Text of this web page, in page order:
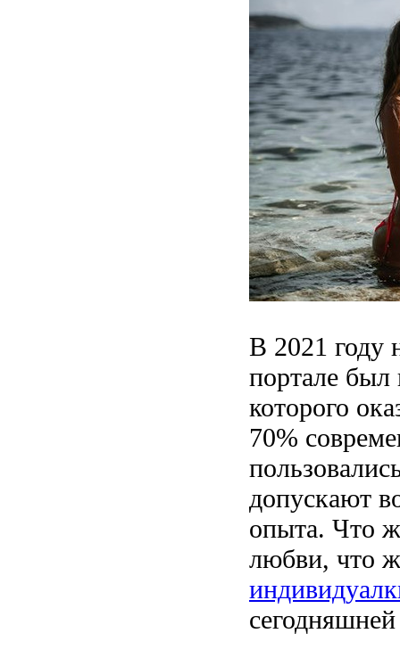
В 2021 году
портале был
которого
70%
допускают
опыта. Что
любви, что
сегодняшней